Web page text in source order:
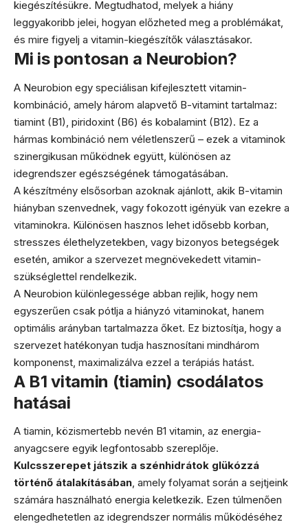
kiegészítésükre. Megtudhatod, melyek a hiány
leggyakoribb jelei, hogyan előzheted meg a problémákat,
és mire figyelj a vitamin-kiegészítők választásakor.
Mi is pontosan a Neurobion?
A Neurobion egy speciálisan kifejlesztett vitamin-
kombináció, amely három alapvető B-vitamint tartalmaz:
tiamint (B1), piridoxint (B6) és kobalamint (B12). Ez a
hármas kombináció nem véletlenszerű – ezek a vitaminok
szinergikusan működnek együtt, különösen az
idegrendszer egészségének támogatásában.
A készítmény elsősorban azoknak ajánlott, akik B-vitamin
hiányban szenvednek, vagy fokozott igényük van ezekre a
vitaminokra. Különösen hasznos lehet idősebb korban,
stresszes élethelyzetekben, vagy bizonyos betegségek
esetén, amikor a szervezet megnövekedett vitamin-
szükséglettel rendelkezik.
A Neurobion különlegessége abban rejlik, hogy nem
egyszerűen csak pótlja a hiányzó vitaminokat, hanem
optimális arányban tartalmazza őket. Ez biztosítja, hogy a
szervezet hatékonyan tudja hasznosítani mindhárom
komponenst, maximalizálva ezzel a terápiás hatást.
A B1 vitamin (tiamin) csodálatos
hatásai
A tiamin, közismertebb nevén B1 vitamin, az energia-
anyagcsere egyik legfontosabb szereplője.
Kulcsszerepet játszik a szénhidrátok glükózzá
történő átalakításában, amely folyamat során a sejtjeink
számára használható energia keletkezik. Ezen túlmenően
elengedhetetlen az idegrendszer normális működéséhez